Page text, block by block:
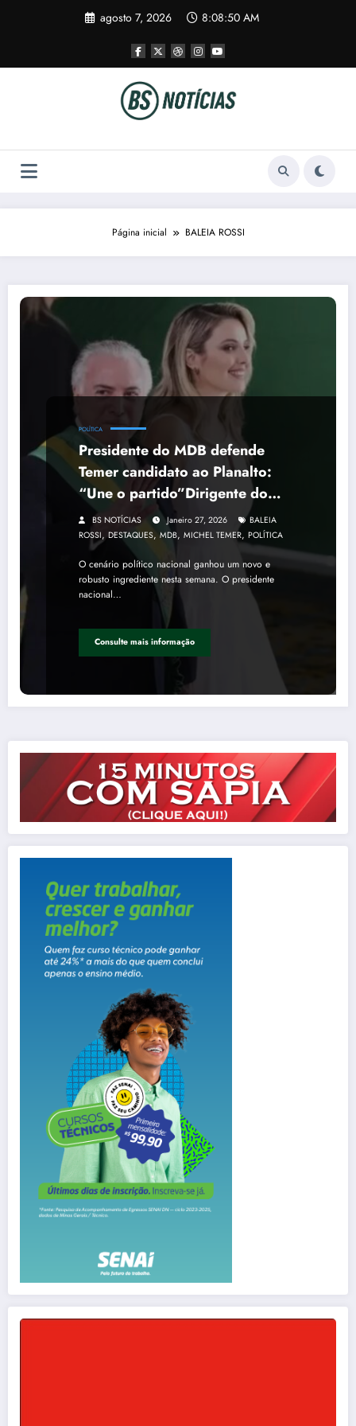
agosto 7, 2026 8:08:50 AM
Página inicial BALEIA ROSSI
POLÍTICA
Presidente do MDB defende
Temer candidato ao Planalto:
“Une o partido”Dirigente do
MDB, Baleia Rossi defende a
candidatura do ex-presidente da
República Michel Temer: “Nome
extraordinário”
BS NOTÍCIAS Janeiro 27, 2026
BALEIA
ROSSI, DESTAQUES, MDB, MICHEL TEMER, POLÍTICA
O cenário político nacional ganhou um novo e
robusto ingrediente nesta semana. O presidente
nacional…
Consulte mais informação